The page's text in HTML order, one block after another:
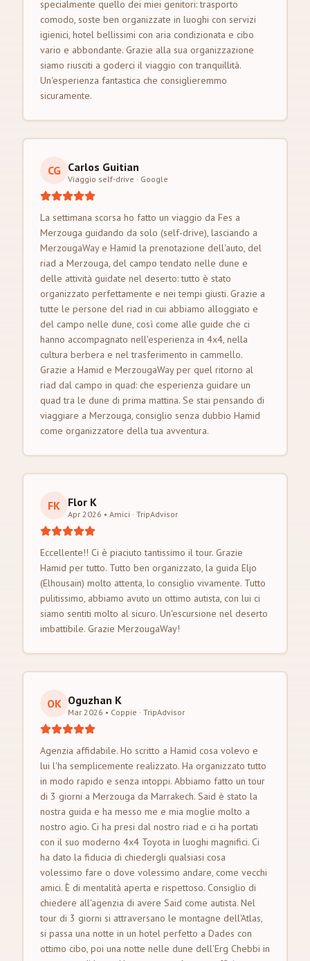
specialmente quello dei miei genitori: trasporto
comodo, soste ben organizzate in luoghi con servizi
igienici, hotel bellissimi con aria condizionata e cibo
vario e abbondante. Grazie alla sua organizzazione
siamo riusciti a goderci il viaggio con tranquillità.
Un'esperienza fantastica che consiglieremmo
sicuramente.
CG Carlos Guitian
Viaggio self-drive · Google
La settimana scorsa ho fatto un viaggio da Fes a
Merzouga guidando da solo (self-drive), lasciando a
MerzougaWay e Hamid la prenotazione dell'auto, del
riad a Merzouga, del campo tendato nelle dune e
delle attività guidate nel deserto: tutto è stato
organizzato perfettamente e nei tempi giusti. Grazie a
tutte le persone del riad in cui abbiamo alloggiato e
del campo nelle dune, così come alle guide che ci
hanno accompagnato nell'esperienza in 4x4, nella
cultura berbera e nel trasferimento in cammello.
Grazie a Hamid e MerzougaWay per quel ritorno al
riad dal campo in quad: che esperienza guidare un
quad tra le dune di prima mattina. Se stai pensando di
viaggiare a Merzouga, consiglio senza dubbio Hamid
come organizzatore della tua avventura.
FK Flor K
Apr 2026 • Amici · TripAdvisor
Eccellente!! Ci è piaciuto tantissimo il tour. Grazie
Hamid per tutto. Tutto ben organizzato, la guida Eljo
(Elhousain) molto attenta, lo consiglio vivamente. Tutto
pulitissimo, abbiamo avuto un ottimo autista, con lui ci
siamo sentiti molto al sicuro. Un'escursione nel deserto
imbattibile. Grazie MerzougaWay!
OK Oguzhan K
Mar 2026 • Coppie · TripAdvisor
Agenzia affidabile. Ho scritto a Hamid cosa volevo e
lui l'ha semplicemente realizzato. Ha organizzato tutto
in modo rapido e senza intoppi. Abbiamo fatto un tour
di 3 giorni a Merzouga da Marrakech. Said è stato la
nostra guida e ha messo me e mia moglie molto a
nostro agio. Ci ha presi dal nostro riad e ci ha portati
con il suo moderno 4x4 Toyota in luoghi magnifici. Ci
ha dato la fiducia di chiedergli qualsiasi cosa
volessimo fare o dove volessimo andare, come vecchi
amici. È di mentalità aperta e rispettoso. Consiglio di
chiedere all'agenzia di avere Said come autista. Nel
tour di 3 giorni si attraversano le montagne dell'Atlas,
si passa una notte in un hotel perfetto a Dades con
ottimo cibo, poi una notte nelle dune dell'Erg Chebbi in